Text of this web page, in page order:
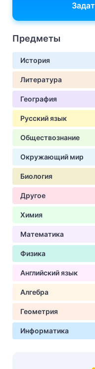
Предметы
История
Литература
География
Русский язык
Обществознание
Окружающий мир
Биология
Другое
Химия
Математика
Физика
Английский язык
Алгебра
Геометрия
Информатика